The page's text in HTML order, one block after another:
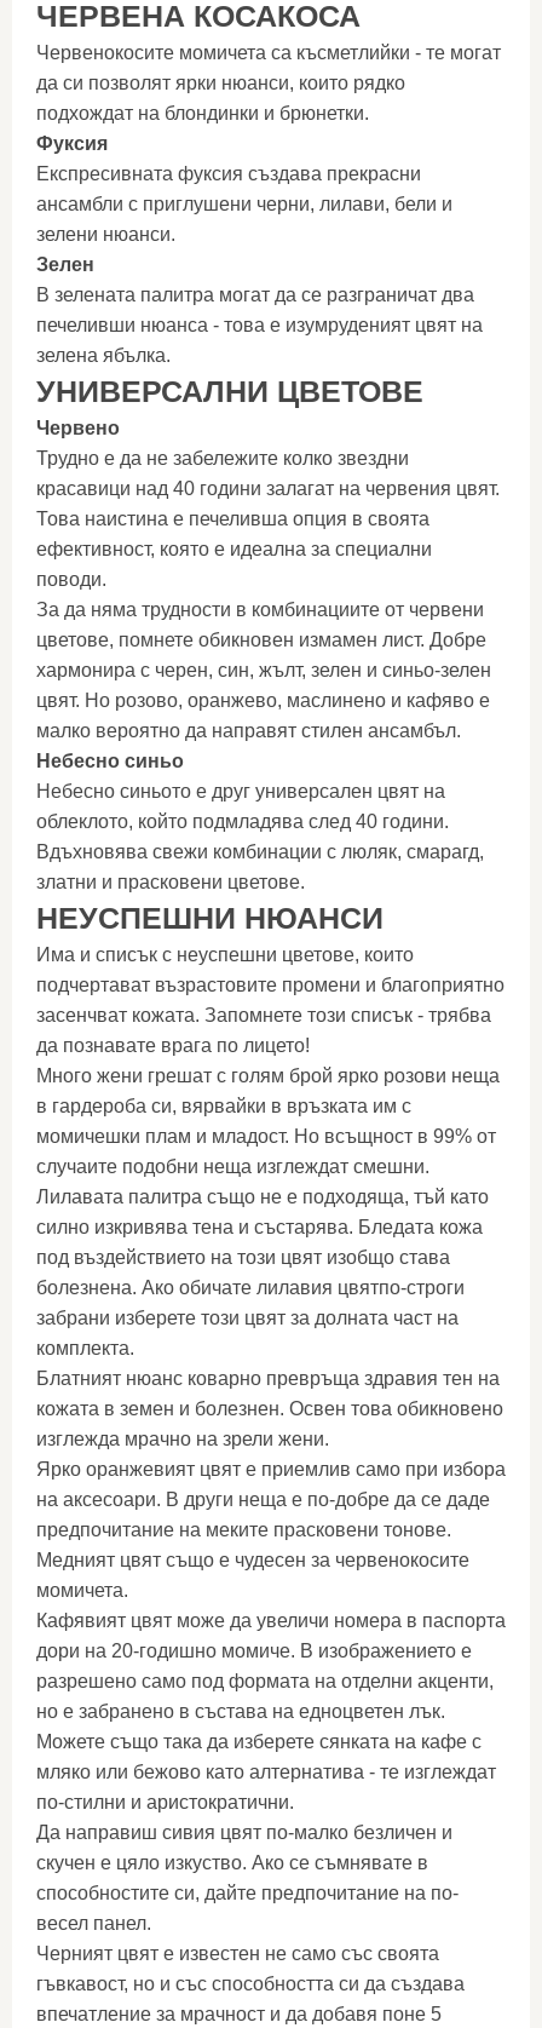
ЧЕРВЕНА КОСАКОСА
Червенокосите момичета са късметлийки - те могат
да си позволят ярки нюанси, които рядко
подхождат на блондинки и брюнетки.
Фуксия
Експресивната фуксия създава прекрасни
ансамбли с приглушени черни, лилави, бели и
зелени нюанси.
Зелен
В зелената палитра могат да се разграничат два
печеливши нюанса - това е изумруденият цвят на
зелена ябълка.
УНИВЕРСАЛНИ ЦВЕТОВЕ
Червено
Трудно е да не забележите колко звездни
красавици над 40 години залагат на червения цвят.
Това наистина е печеливша опция в своята
ефективност, която е идеална за специални
поводи.
За да няма трудности в комбинациите от червени
цветове, помнете обикновен измамен лист. Добре
хармонира с черен, син, жълт, зелен и синьо-зелен
цвят. Но розово, оранжево, маслинено и кафяво е
малко вероятно да направят стилен ансамбъл.
Небесно синьо
Небесно синьото е друг универсален цвят на
облеклото, който подмладява след 40 години.
Вдъхновява свежи комбинации с люляк, смарагд,
златни и прасковени цветове.
НЕУСПЕШНИ НЮАНСИ
Има и списък с неуспешни цветове, които
подчертават възрастовите промени и благоприятно
засенчват кожата. Запомнете този списък - трябва
да познавате врага по лицето!
Много жени грешат с голям брой ярко розови неща
в гардероба си, вярвайки в връзката им с
момичешки плам и младост. Но всъщност в 99% от
случаите подобни неща изглеждат смешни.
Лилавата палитра също не е подходяща, тъй като
силно изкривява тена и състарява. Бледата кожа
под въздействието на този цвят изобщо става
болезнена. Ако обичате лилавия цвятпо-строги
забрани изберете този цвят за долната част на
комплекта.
Блатният нюанс коварно превръща здравия тен на
кожата в земен и болезнен. Освен това обикновено
изглежда мрачно на зрели жени.
Ярко оранжевият цвят е приемлив само при избора
на аксесоари. В други неща е по-добре да се даде
предпочитание на меките прасковени тонове.
Медният цвят също е чудесен за червенокосите
момичета.
Кафявият цвят може да увеличи номера в паспорта
дори на 20-годишно момиче. В изображението е
разрешено само под формата на отделни акценти,
но е забранено в състава на едноцветен лък.
Можете също така да изберете сянката на кафе с
мляко или бежово като алтернатива - те изглеждат
по-стилни и аристократични.
Да направиш сивия цвят по-малко безличен и
скучен е цяло изкуство. Ако се съмнявате в
способностите си, дайте предпочитание на по-
весел панел.
Черният цвят е известен не само със своята
гъвкавост, но и със способността си да създава
впечатление за мрачност и да добавя поне 5